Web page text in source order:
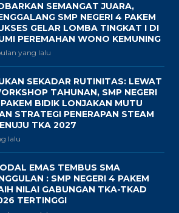
SEMANGAT JUARA,
SMP NEGERI 4 PAKEM
GELAR LOMBA TINGKAT I DI
PEREMAHAN WONO KEMUNING
yang lalu
SEKADAR RUTINITAS: LEWAT
TAHUNAN, SMP NEGERI
BIDIK LONJAKAN MUTU
STRATEGI PENERAPAN STEAM
TKA 2027
lalu
EMAS TEMBUS SMA
: SMP NEGERI 4 PAKEM
NILAI GABUNGAN TKA-TKAD
TERTINGGI